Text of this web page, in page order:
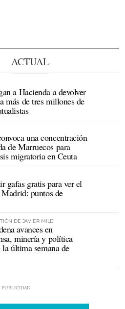
ACTUAL
a Hacienda a devolver
más de tres millones de
una concentración
de Marruecos para
migratoria en Ceuta
gafas gratis para ver el
puntos de
DE JAVIER MILEI
avances en
minería y política
última semana de